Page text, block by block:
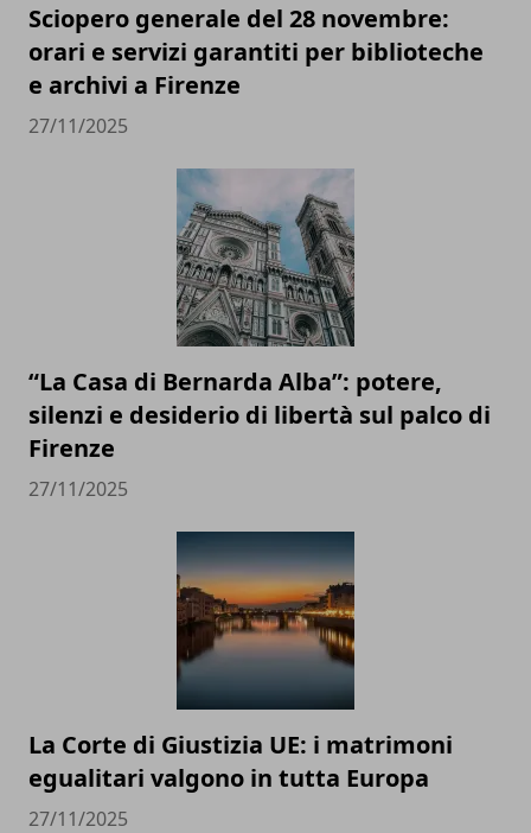
Sciopero generale del 28 novembre:
orari e servizi garantiti per biblioteche
e archivi a Firenze
27/11/2025
“La Casa di Bernarda Alba”: potere,
silenzi e desiderio di libertà sul palco di
Firenze
27/11/2025
La Corte di Giustizia UE: i matrimoni
egualitari valgono in tutta Europa
27/11/2025